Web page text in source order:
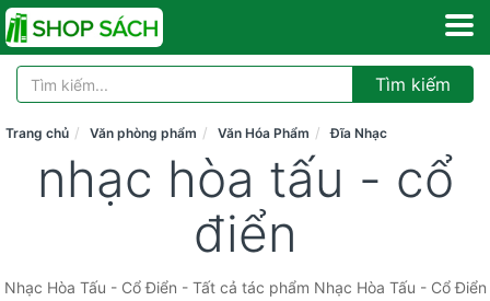
Tìm kiếm
Trang chủ Văn phòng phẩm Văn Hóa Phẩm Đĩa Nhạc
nhạc hòa tấu - cổ
điển
Nhạc Hòa Tấu - Cổ Điển - Tất cả tác phẩm Nhạc Hòa Tấu - Cổ Điển